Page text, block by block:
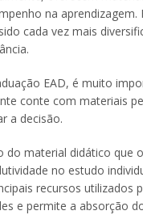
na
cada vez mais
EAD, é muito
conte com materiais
a decisão.
do material didático que
no estudo
recursos
e permite a absorção